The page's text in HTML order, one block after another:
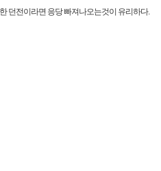
던전이라면 응당 빠져나오는것이 유리하다.